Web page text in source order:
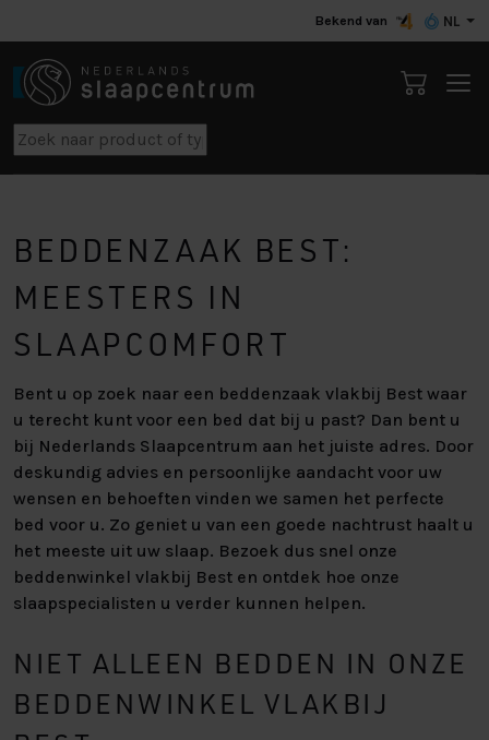
Bekend van NL
BEDDENZAAK BEST:
MEESTERS IN
SLAAPCOMFORT
Bent u op zoek naar een beddenzaak vlakbij Best waar
u terecht kunt voor een bed dat bij u past? Dan bent u
bij Nederlands Slaapcentrum aan het juiste adres. Door
deskundig advies en persoonlijke aandacht voor uw
wensen en behoeften vinden we samen het perfecte
bed voor u. Zo geniet u van een goede nachtrust haalt u
het meeste uit uw slaap. Bezoek dus snel onze
beddenwinkel vlakbij Best en ontdek hoe onze
slaapspecialisten u verder kunnen helpen.
NIET ALLEEN BEDDEN IN ONZE
BEDDENWINKEL VLAKBIJ